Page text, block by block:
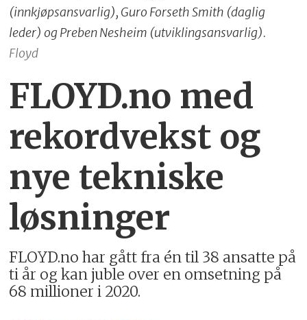
(innkjøpsansvarlig), Guro Forseth Smith (daglig
leder) og Preben Nesheim (utviklingsansvarlig).
Floyd
FLOYD.no med
rekordvekst og
nye tekniske
løsninger
FLOYD.no har gått fra én til 38 ansatte på
ti år og kan juble over en omsetning på
68 millioner i 2020.